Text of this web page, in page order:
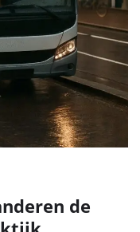
de